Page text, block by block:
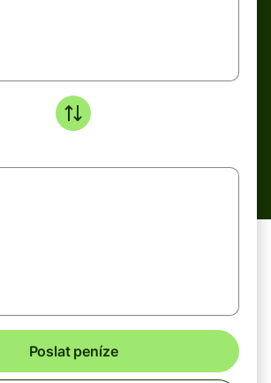
Poslat peníze